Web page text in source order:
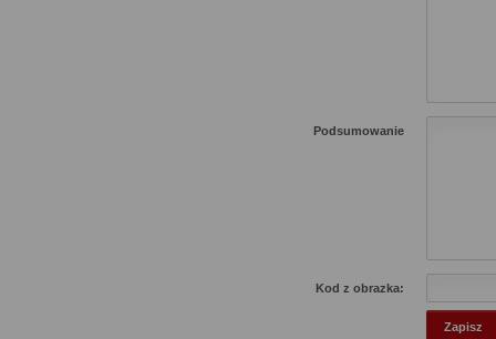
Podsumowanie
Kod z obrazka: